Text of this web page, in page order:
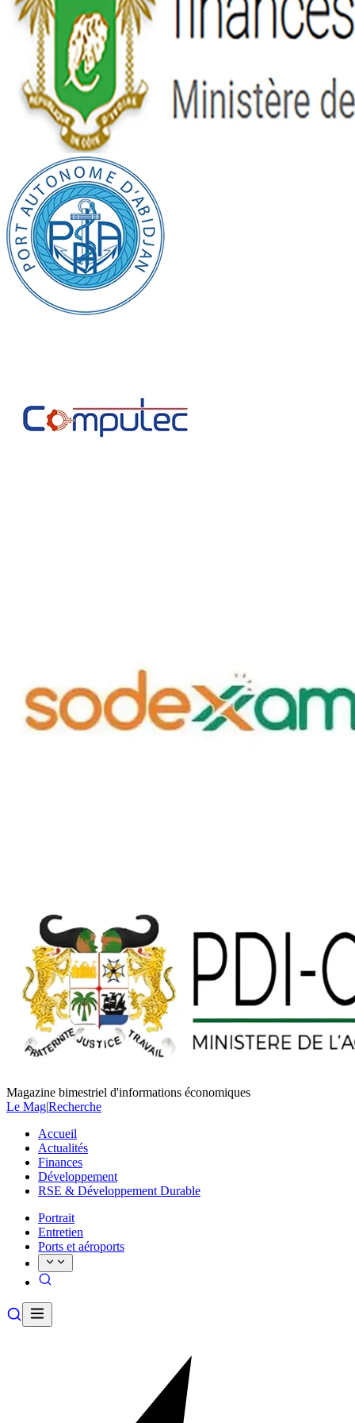
Magazine bimestriel d'informations économiques
Le Mag|Recherche
Accueil
Actualités
Finances
Développement
RSE & Développement Durable
Portrait
Entretien
Ports et aéroports